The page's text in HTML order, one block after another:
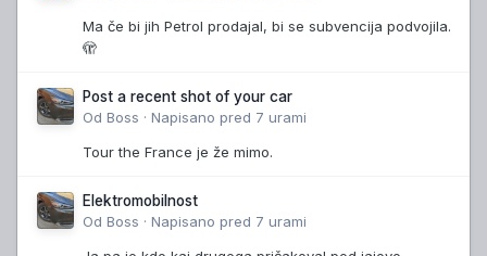
Ma če bi jih Petrol prodajal, bi se subvencija podvojila.
🫣
Post a recent shot of your car
Od Boss · Napisano pred 7 urami
Tour the France je že mimo.
Elektromobilnost
Od Boss · Napisano pred 7 urami